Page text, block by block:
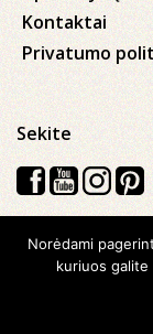
Kontaktai
Privatumo
Sekite
Visos teisės
biblioteka
Norėdami
kuriuos